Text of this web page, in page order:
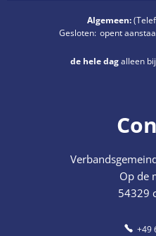
Algemeen:
Klik om extra openings-
Gesloten: opent
de hele dagalleen
Op de
54329
+49